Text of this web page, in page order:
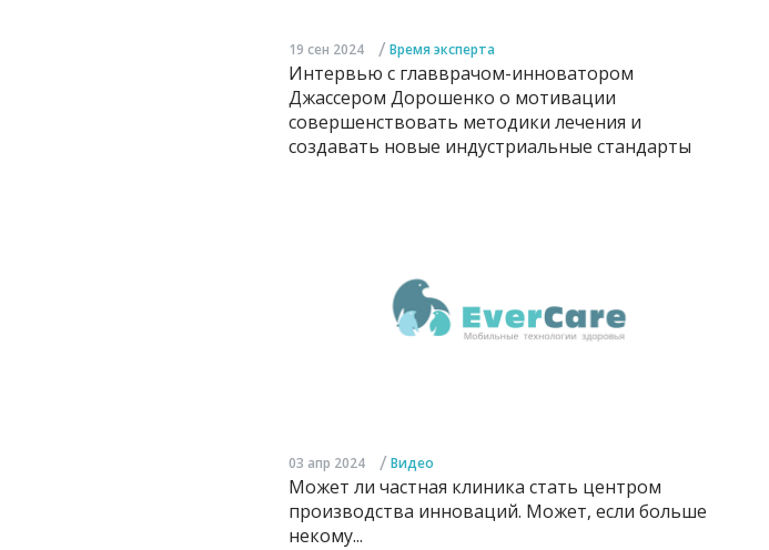
19 сен 2024 / Время эксперта
Интервью с главврачом-инноватором
Джассером Дорошенко о мотивации
совершенствовать методики лечения и
создавать новые индустриальные стандарты
03 апр 2024 / Видео
Может ли частная клиника стать центром
производства инноваций. Может, если больше
некому...